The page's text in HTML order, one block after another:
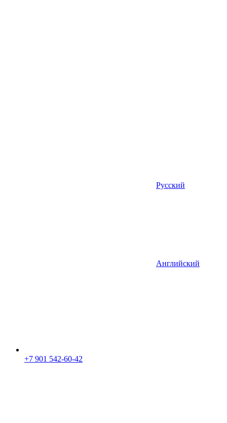
Русский
Английский
+7 901 542-60-42